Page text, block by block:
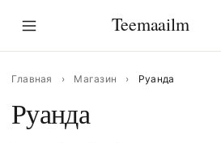
Teemaailm
Главная › Магазин › Руанда
Руанда